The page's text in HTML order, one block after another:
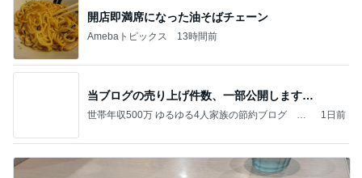
開店即満席になった油そばチェーン
Amebaトピックス 13時間前
当ブログの売り上げ件数、一部公開します…
世帯年収500万 ゆるゆる4人家族の節約ブログ 〜
1日前